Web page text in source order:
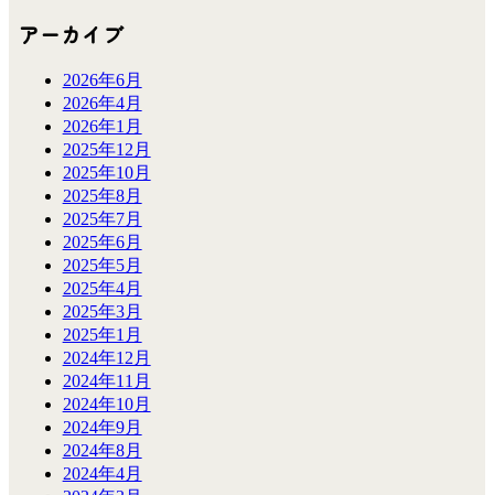
アーカイブ
2026年6月
2026年4月
2026年1月
2025年12月
2025年10月
2025年8月
2025年7月
2025年6月
2025年5月
2025年4月
2025年3月
2025年1月
2024年12月
2024年11月
2024年10月
2024年9月
2024年8月
2024年4月